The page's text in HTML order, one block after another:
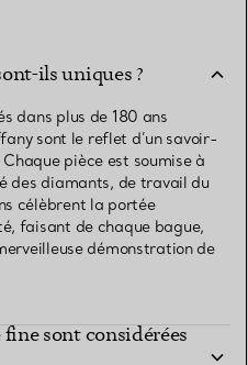
ils uniques ?
dans plus de 180 ans
sont le reflet d’un savoir-
pièce est soumise à
des diamants, de travail du
célèbrent la portée
faisant de chaque bague,
démonstration de
sont considérées